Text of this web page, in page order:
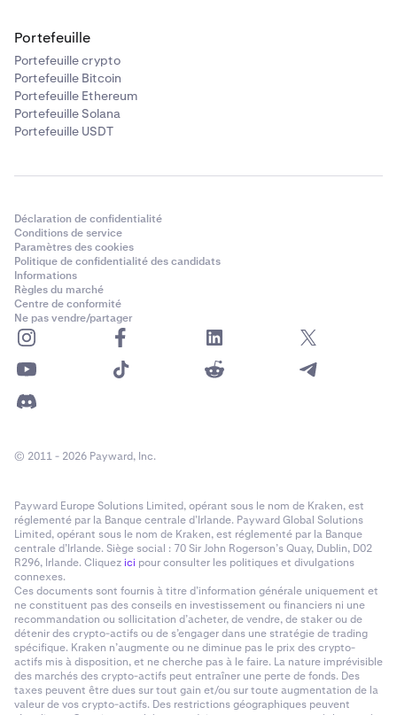
Portefeuille
Portefeuille crypto
Portefeuille Bitcoin
Portefeuille Ethereum
Portefeuille Solana
Portefeuille USDT
Déclaration de confidentialité
Conditions de service
Paramètres des cookies
Politique de confidentialité des candidats
Informations
Règles du marché
Centre de conformité
Ne pas vendre/partager
© 2011 - 2026 Payward, Inc.
Payward Europe Solutions Limited, opérant sous le nom de Kraken, est
réglementé par la Banque centrale d’Irlande. Payward Global Solutions
Limited, opérant sous le nom de Kraken, est réglementé par la Banque
centrale d’Irlande. Siège social : 70 Sir John Rogerson’s Quay, Dublin, D02
R296, Irlande. Cliquezici pour consulter les politiques et divulgations
connexes.
Ces documents sont fournis à titre d’information générale uniquement et
ne constituent pas des conseils en investissement ou financiers ni une
recommandation ou sollicitation d’acheter, de vendre, de staker ou de
détenir des crypto-actifs ou de s’engager dans une stratégie de trading
spécifique. Kraken n’augmente ou ne diminue pas le prix des crypto-
actifs mis à disposition, et ne cherche pas à le faire. La nature imprévisible
des marchés des crypto-actifs peut entraîner une perte de fonds. Des
taxes peuvent être dues sur tout gain et/ou sur toute augmentation de la
valeur de vos crypto-actifs. Des restrictions géographiques peuvent